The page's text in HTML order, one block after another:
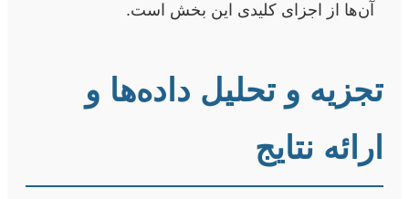
آن‌ها از اجزای کلیدی این بخش است.
تجزیه و تحلیل داده‌ها و
ارائه نتایج